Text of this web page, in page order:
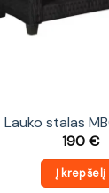
Lauko stalas
190€
Į krepšelį